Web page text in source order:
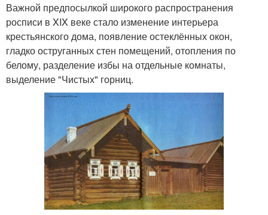
Важной предпосылкой широкого распространения
росписи в XIX веке стало изменение интерьера
крестьянского дома, появление остеклённых окон,
гладко оструганных стен помещений, отопления по
белому, разделение избы на отдельные комнаты,
выделение "Чистых" горниц.